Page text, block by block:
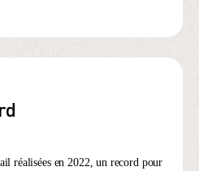
réalisées en 2022, un record pour